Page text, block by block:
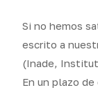
Si no hemos
escrito a
(Inade,
En un plazo